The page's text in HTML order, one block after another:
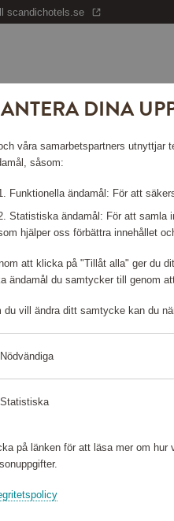
scandichotels.se
Logga in för
kommer du att älska denna
den här serien särskilt för
när de innehåller tuffa
av bladens form,
för både mjuka och
DINA
våra samarbetspartners utnyttjar
såsom:
Funktionella ändamål: För att
Statistiska ändamål: För att samla
hjälper oss förbättra innehållet
att klicka på "Tillåt alla" ger du
ändamål du samtycker till genom
du vill ändra ditt samtycke kan du
Nödvändiga
Statistiska
på länken för att läsa mer om hur